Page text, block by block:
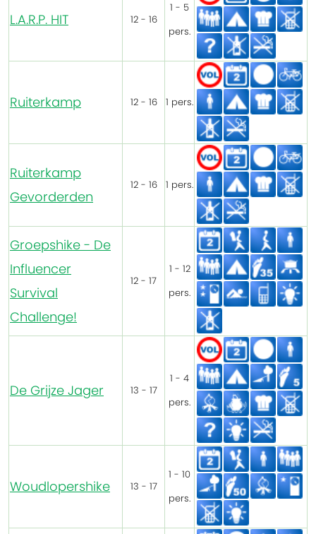
L.A.R.P. HIT 12 - 16
1 - 5
pers.
Ruiterkamp 12 - 16 1 pers.
Ruiterkamp
Gevorderden
12 - 16 1 pers.
Groepshike - De
Influencer
Survival
Challenge!
12 - 17
1 - 12
pers.
De Grijze Jager 13 - 17
1 - 4
pers.
Woudlopershike 13 - 17
1 - 10
pers.